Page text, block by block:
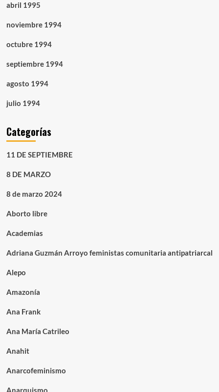
abril 1995
noviembre 1994
octubre 1994
septiembre 1994
agosto 1994
julio 1994
Categorías
11 DE SEPTIEMBRE
8 DE MARZO
8 de marzo 2024
Aborto libre
Academias
Adriana Guzmán Arroyo feministas comunitaria antipatriarcal
Alepo
Amazonía
Ana Frank
Ana María Catrileo
Anahit
Anarcofeminismo
Anarquismo